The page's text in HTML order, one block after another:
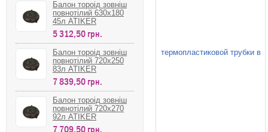
Балон тороід зовніш
повнотілий 630х180
45л ATIKER
5 312,50 грн.
Балон тороід зовніш
повнотілий 720х250
83л ATIKER
7 839,50 грн.
Балон тороід зовніш
повнотілий 720х270
92л ATIKER
7 709,50 грн.